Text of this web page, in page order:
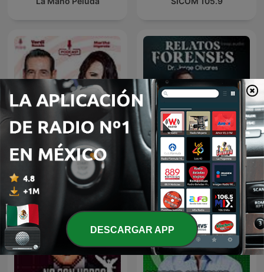
De Todo Un Mucho Relatos Forenses Podcast
DESCARGAR APP